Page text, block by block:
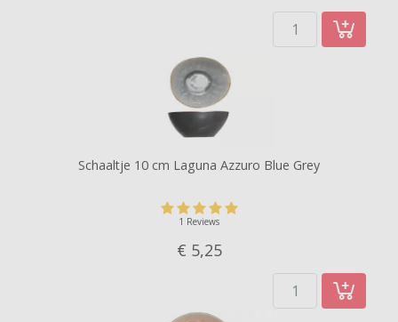
Schaaltje 10 cm Laguna Azzuro Blue Grey
1 Reviews
€ 5,25